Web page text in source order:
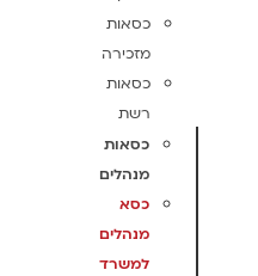
כסאות
מזכירה
כסאות
רשת
כסאות
מנהלים
כסא
מנהלים
למשרד